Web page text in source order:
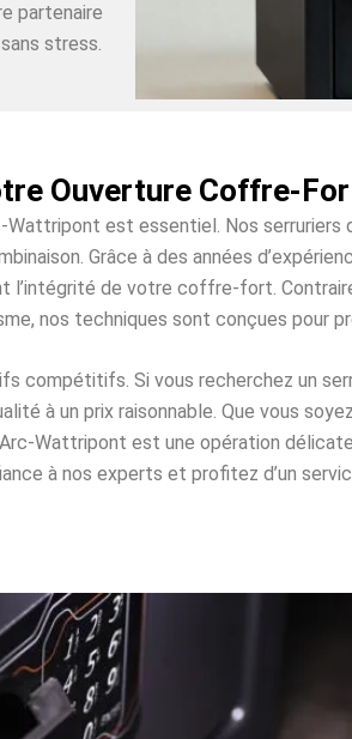
partenaire
stress.
Ouverture Coffre-
est essentiel. Nos serruriers
Grâce à des années
l’intégrité de votre coffre-fort.
nos techniques sont conçues pour
compétitifs. Si vous recherchez un
à un prix raisonnable. Que vous
Wattripont est une opération
à nos experts et profitez d’un